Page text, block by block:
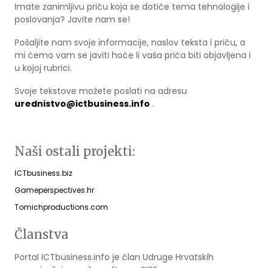
Imate zanimljivu priču koja se dotiče tema tehnologije i
poslovanja? Javite nam se!
Pošaljite nam svoje informacije, naslov teksta i priču, a
mi ćemo vam se javiti hoće li vaša priča biti objavljena i
u kojoj rubrici.
Svoje tekstove možete poslati na adresu
urednistvo@ictbusiness.info .
Naši ostali projekti:
ICTbusiness.biz
Gameperspectives.hr
Tomichproductions.com
Članstva
Portal ICTbusiness.info je član Udruge Hrvatskih